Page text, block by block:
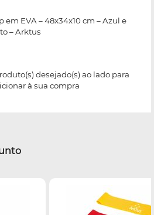
em EVA – 48x34x10 cm – Azul e
– Arktus
desejado(s) ao lado para
à sua compra